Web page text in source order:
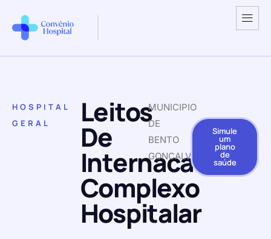
HOSPITAL
GERAL
Leitos
De
Internacao
Complexo
Hospitalar
MUNICIPIO
DE
BENTO
GONCALVES
Simule
um
plano
de
saúde